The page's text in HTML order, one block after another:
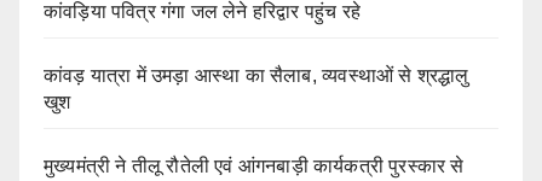
कांवड़िया पवित्र गंगा जल लेने हरिद्वार पहुंच रहे
कांवड़ यात्रा में उमड़ा आस्था का सैलाब, व्यवस्थाओं से श्रद्धालु
खुश
मुख्यमंत्री ने तीलू रौतेली एवं आंगनबाड़ी कार्यकत्री पुरस्कार से